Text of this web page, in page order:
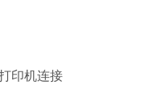
印机连接